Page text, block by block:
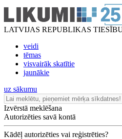
LATVIJAS REPUBLIKAS
veidi
tēmas
visvairāk skatītie
jaunākie
uz sākumu
Izvērstā meklēšana
Autorizēties savā kontā
Kādēļ autorizēties vai reģistrēties?